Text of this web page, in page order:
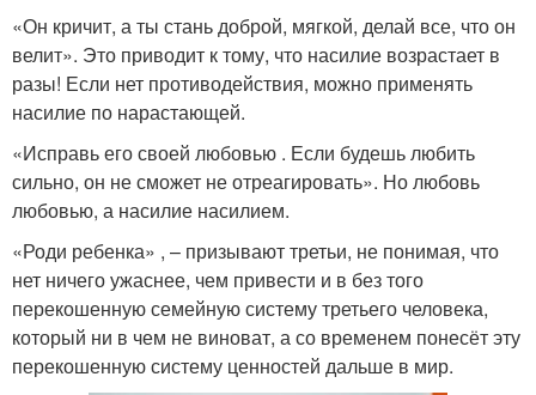
«Он кричит, а ты стань доброй, мягкой, делай все, что он
велит». Это приводит к тому, что насилие возрастает в
разы! Если нет противодействия, можно применять
насилие по нарастающей.
«Исправь его своей любовью . Если будешь любить
сильно, он не сможет не отреагировать». Но любовь
любовью, а насилие насилием.
«Роди ребенка» , – призывают третьи, не понимая, что
нет ничего ужаснее, чем привести и в без того
перекошенную семейную систему третьего человека,
который ни в чем не виноват, а со временем понесёт эту
перекошенную систему ценностей дальше в мир.